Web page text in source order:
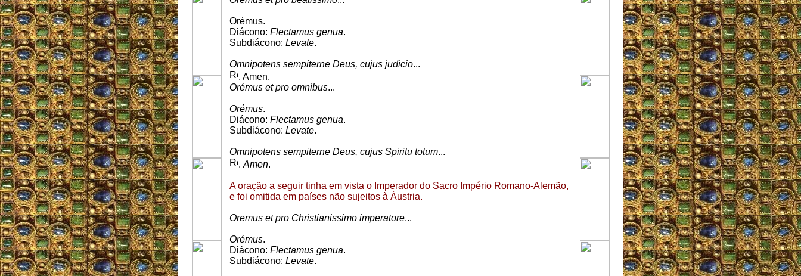
Orémus.
Diácono: Flectamus genua.
Subdiácono: Levate.
Omnipotens sempiterne Deus, cujus judicio...
. Amen.
Orémus et pro omnibus...
Orémus.
Diácono: Flectamus genua.
Subdiácono: Levate.
Omnipotens sempiterne Deus, cujus Spiritu totum...
. Amen.
A oração a seguir tinha em vista o Imperador do Sacro Império Romano-Alemão,
e foi omitida em países não sujeitos à Áustria.
Oremus et pro Christianissimo imperatore...
Orémus.
Diácono: Flectamus genua.
Subdiácono: Levate.